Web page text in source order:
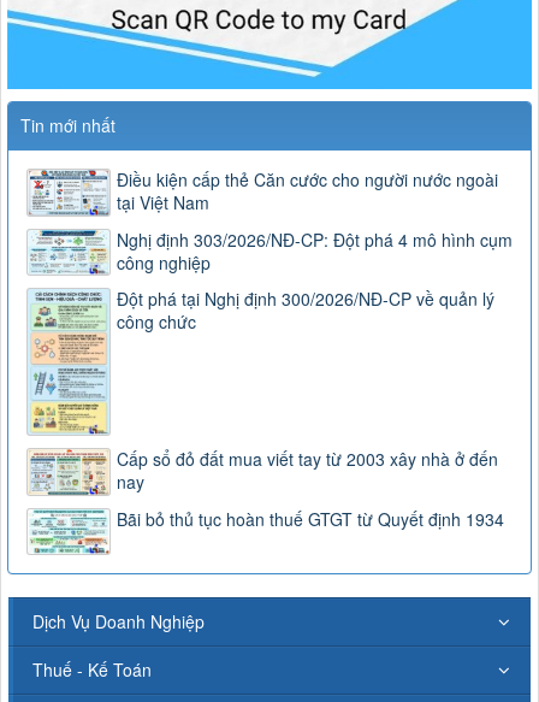
Tin mới nhất
Điều kiện cấp thẻ Căn cước cho người nước ngoài
tại Việt Nam
Nghị định 303/2026/NĐ-CP: Đột phá 4 mô hình cụm
công nghiệp
Đột phá tại Nghị định 300/2026/NĐ-CP về quản lý
công chức
Cấp sổ đỏ đất mua viết tay từ 2003 xây nhà ở đến
nay
Bãi bỏ thủ tục hoàn thuế GTGT từ Quyết định 1934
Dịch Vụ Doanh Nghiệp
Thuế - Kế Toán